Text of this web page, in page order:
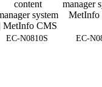
EC-N0810S EC-